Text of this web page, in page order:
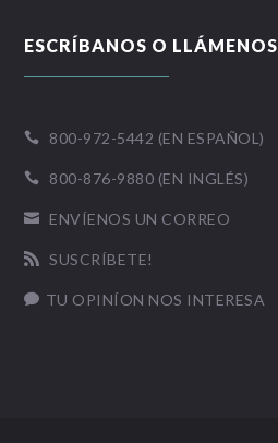
ESCRÍBANOS O LLÁMENOS
 800-972-5442 (EN ESPAÑOL)
 800-876-9880 (EN INGLÉS)
 ENVÍENOS UN CORREO
 SUSCRÍBETE!
 TU OPINÍON NOS INTERESA